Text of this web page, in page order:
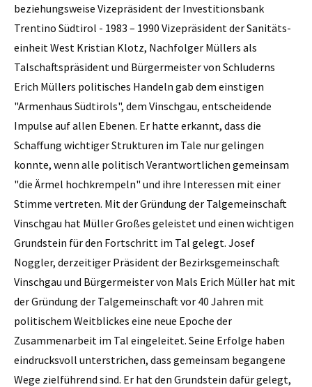
beziehungsweise Vizepräsident der Investitionsbank
Trentino Südtirol - 1983 – 1990 Vizepräsident der Sanitäts-
einheit West Kristian Klotz, Nachfolger Müllers als
Talschaftspräsident und Bürgermeister von Schluderns
Erich Müllers politisches Handeln gab dem einstigen
"Armenhaus Südtirols", dem Vinschgau, entscheidende
Impulse auf allen Ebenen. Er hatte erkannt, dass die
Schaffung wichtiger Strukturen im Tale nur gelingen
konnte, wenn alle politisch Verantwortlichen gemeinsam
"die Ärmel hochkrempeln" und ihre Interessen mit einer
Stimme vertreten. Mit der Gründung der Talgemeinschaft
Vinschgau hat Müller Großes geleistet und einen wichtigen
Grundstein für den Fortschritt im Tal gelegt. Josef
Noggler, derzeitiger Präsident der Bezirksgemeinschaft
Vinschgau und Bürgermeister von Mals Erich Müller hat mit
der Gründung der Talgemeinschaft vor 40 Jahren mit
politischem Weitblickes eine neue Epoche der
Zusammenarbeit im Tal eingeleitet. Seine Erfolge haben
eindrucksvoll unterstrichen, dass gemeinsam begangene
Wege zielführend sind. Er hat den Grundstein dafür gelegt,